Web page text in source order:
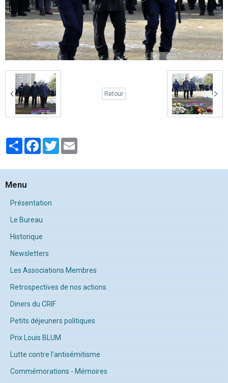
Retour
PartagerFacebook
Twitter
Menu
Présentation
Le Bureau
Historique
Newsletters
Les Associations Membres
Retrospectives de nos actions
Diners du CRIF
Petits déjeuners politiques
Prix Louis BLUM
Lutte contre l'antisémitisme
Commémorations - Mémoires